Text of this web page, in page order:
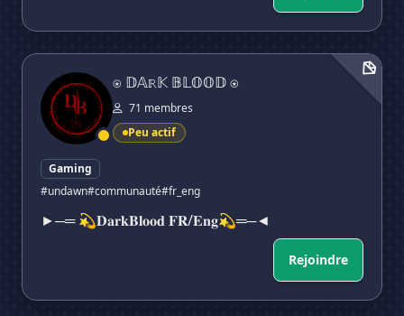
⍟ 𝔻𝔸ℝ𝕂 𝔹𝕃𝕆𝕆𝔻 ⍟
⍟ 𝔻𝔸ℝ𝕂 𝔹𝕃𝕆𝕆𝔻 ⍟
71 membres
Peu actif
Gaming
#undawn#communauté#fr_eng
►─═ 💫𝐃𝐚𝐫𝐤𝐁𝐥𝐨𝐨𝐝 𝐅𝐑/𝐄𝐧𝐠💫═─◄
Rejoindre